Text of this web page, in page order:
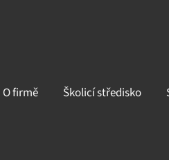
O firmě Školicí středisko